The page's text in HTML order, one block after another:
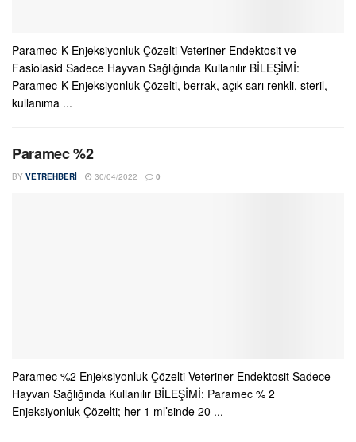
Paramec-K Enjeksiyonluk Çözelti Veteriner Endektosit ve
Fasiolasid Sadece Hayvan Sağlığında Kullanılır BİLEŞİMİ:
Paramec-K Enjeksiyonluk Çözelti, berrak, açık sarı renkli, steril,
kullanıma ...
Paramec %2
BY VETREHBERI 30/04/2022 0
Paramec %2 Enjeksiyonluk Çözelti Veteriner Endektosit Sadece
Hayvan Sağlığında Kullanılır BİLEŞİMİ: Paramec % 2
Enjeksiyonluk Çözelti; her 1 ml’sinde 20 ...